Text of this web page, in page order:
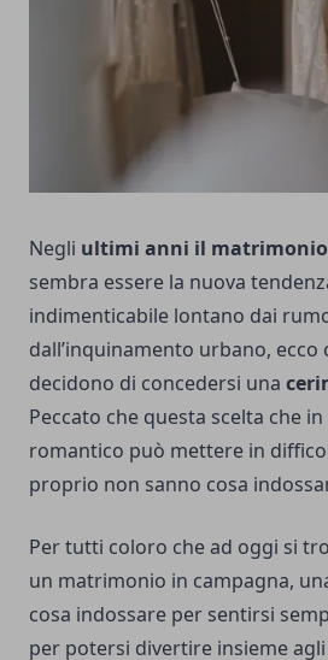
Negli ultimi anni il
sembra essere la nuova
indimenticabile lontano dai
dall’inquinamento urbano, ecco
decidono di concedersi una
Peccato che questa scelta che
romantico può mettere in
proprio non sanno cosa
Per tutti coloro che ad oggi si
un matrimonio in campagna,
cosa indossare per sentirsi
per potersi divertire insieme